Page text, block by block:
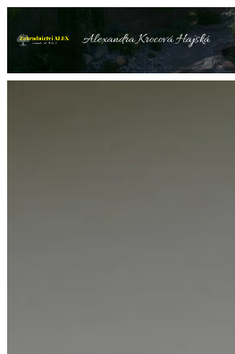
Alexandra Krocová Hajská